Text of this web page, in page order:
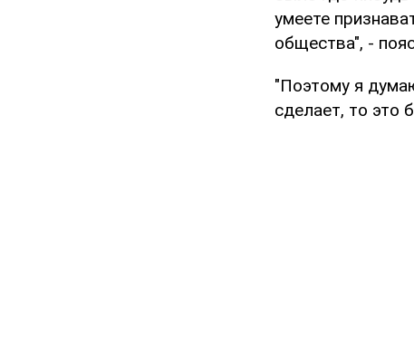
умеете
общества", -
"Поэтому я
сделает, то это